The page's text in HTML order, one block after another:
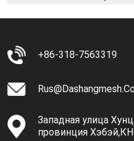
+86-318-7563319
Западная улица
провинция